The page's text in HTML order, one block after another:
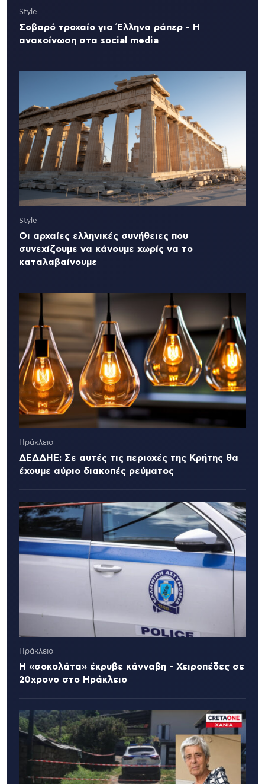
Style
Σοβαρό τροχαίο για Έλληνα ράπερ - Η
ανακοίνωση στα social media
Style
Οι αρχαίες ελληνικές συνήθειες που
συνεχίζουμε να κάνουμε χωρίς να το
καταλαβαίνουμε
Ηράκλειο
ΔΕΔΔΗΕ: Σε αυτές τις περιοχές της Κρήτης θα
έχουμε αύριο διακοπές ρεύματος
Ηράκλειο
Η «σοκολάτα» έκρυβε κάνναβη - Χειροπέδες σε
20χρονο στο Ηράκλειο